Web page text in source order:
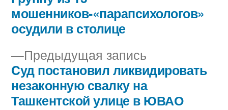
Навигация
по
записям
Предыдущая запись
запись:
Cуд постановил ликвидировать
незаконную свалку на
Ташкентской улице в ЮВАО
мошенников-«парапсихологов»
осудили в столице